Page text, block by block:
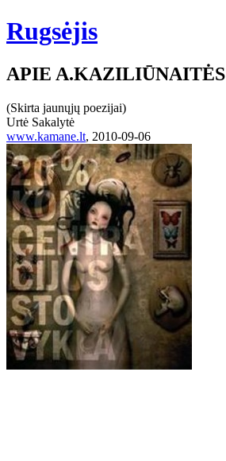
Rugsėjis
APIE
(Skirta jaunųjų poezijai)
Urtė Sakalytė
www.kamane.lt, 2010-09-06